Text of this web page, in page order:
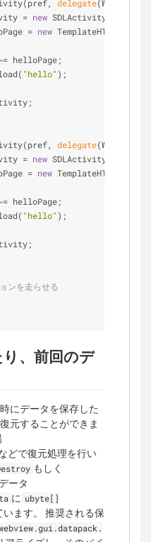
delegate
= new SDLActivity(
= new TemplateHTMLPage!(
helloPage;
"hello" );
delegate
= new SDLActivity(
= new TemplateHTMLPage!(
helloPage;
"hello" );
ンを走らせる
、前回のデ
にデータを保存した
元することができま
どで復元処理を行い
もしく
ータ
に ubyte[]
います。 推奨される保